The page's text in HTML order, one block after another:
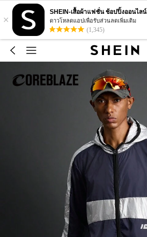
×
SHEIN-เสื้อผ้าแฟชั่น ช้อปปิ้งออนไลน์
ดาวโหลดแอปเพื่อรับส่วนลดเพิ่มเติม
(1,345)